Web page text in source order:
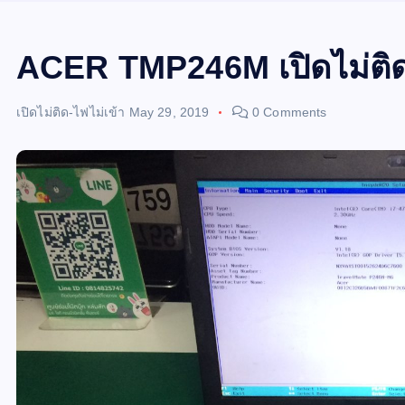
ACER TMP246M เปิดไม่ติ
เปิดไม่ติด-ไฟไม่เข้า May 29, 2019 0 Comments